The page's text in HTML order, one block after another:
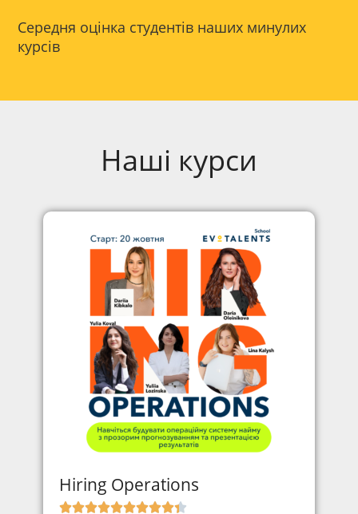
Середня оцінка студентів наших минулих
курсів
Наші курси
Hiring Operations